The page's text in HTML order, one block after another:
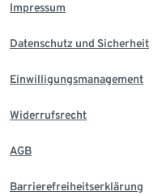
Impressum
Datenschutz und Sicherheit
Einwilligungsmanagement
Widerrufsrecht
AGB
Barrierefreiheitserklärung